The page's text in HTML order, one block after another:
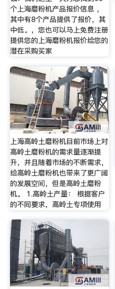
个上海磨粉机产品报价信息 ，
其中有8个产品提供了报价，其
中低。，您也可以马上免费注册
提供您的上海磨粉机报价给您的
潜在采购买家
上海高岭土磨粉机目前市场上对
高岭土磨粉机的需求量逐渐提
升，并且随着市场的不断需求，
给高岭土磨粉机也带来了更广阔
的发展空间，但是高岭土磨粉
机。 1.高岭土产量： 根据客户
的不同要求，高岭土专项使用